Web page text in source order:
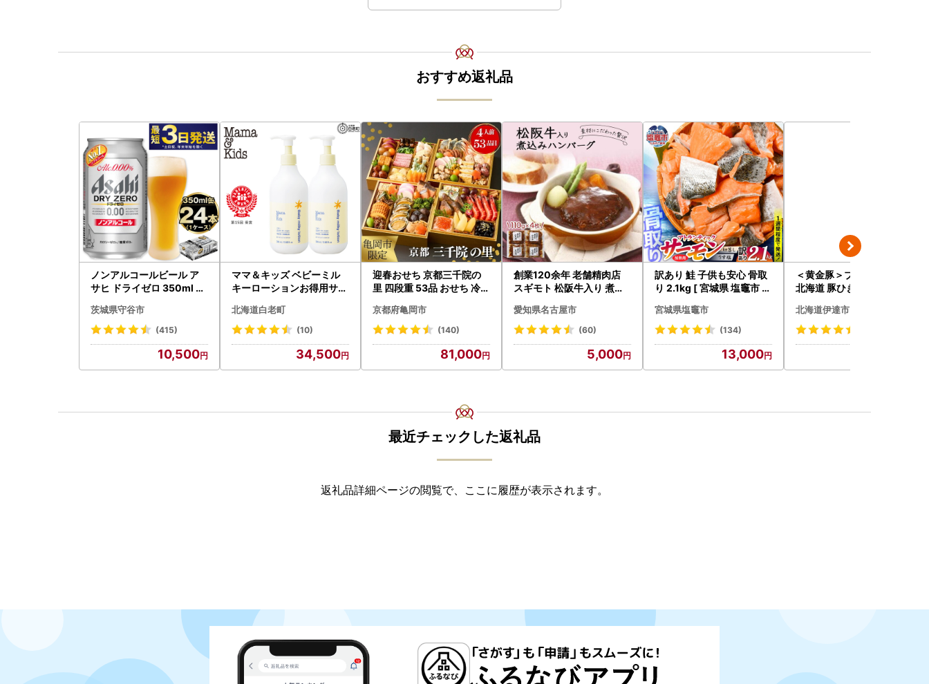
おすすめ返礼品
ノンアルコールビール ア
サヒ ドライゼロ 350ml 24
守谷市
茨城県守谷市
(415)
10,500
ママ＆キッズ ベビーミル
キーローションお得用サイ
0
北海道白老町
(10)
34,500
迎春おせち 京都三千院の
里 四段重 53品 おせち 冷蔵
京都府亀岡市
(140)
81,000
創業120余年 老舗精肉店
スギモト 松阪牛入り 煮込
惣菜 お取り寄せ グルメ ハ
ンバーグ 冷凍
愛知県名古屋市
(60)
5,000
訳あり 鮭 子供も安心 骨取
り 2.1kg [ 宮城県 塩竈市 ]
宮城県塩竈市
(134)
13,000
＜黄金豚＞ブランドポーク
北海道 豚ひき肉 普通挽き
北海道伊達市
最近チェックした返礼品
返礼品詳細ページの閲覧で、ここに履歴が表示されます。